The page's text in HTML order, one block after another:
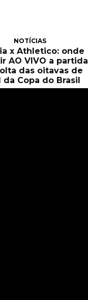
NOTÍCIAS
x Athletico: onde
AO VIVO a partida
das oitavas de
da Copa do Brasil